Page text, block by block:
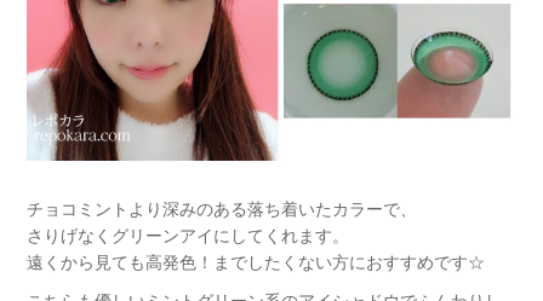
チョコミントより深みのある落ち着いたカラーで、
さりげなくグリーンアイにしてくれます。
遠くから見ても高発色！までしたくない方におすすめです☆